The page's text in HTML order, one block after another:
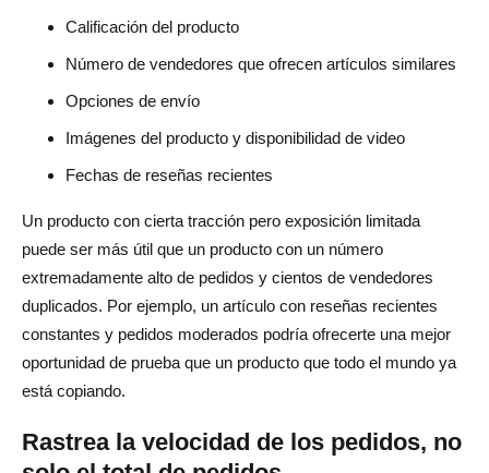
Calificación del producto
Número de vendedores que ofrecen artículos similares
Opciones de envío
Imágenes del producto y disponibilidad de video
Fechas de reseñas recientes
Un producto con cierta tracción pero exposición limitada
puede ser más útil que un producto con un número
extremadamente alto de pedidos y cientos de vendedores
duplicados. Por ejemplo, un artículo con reseñas recientes
constantes y pedidos moderados podría ofrecerte una mejor
oportunidad de prueba que un producto que todo el mundo ya
está copiando.
Rastrea la velocidad de los pedidos, no